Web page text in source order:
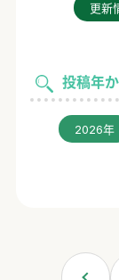
更新
投稿年
2026年